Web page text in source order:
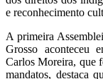
e reconhecimento
A primeira
Grosso aconteceu
Carlos Moreira, que
mandatos, destaca